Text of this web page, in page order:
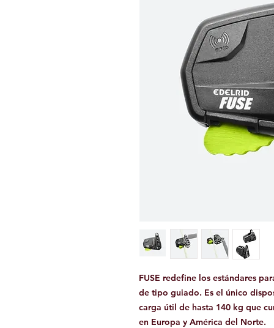
FUSE redefine los estándares
de tipo guiado. Es el único
carga útil de hasta 140 kg que
en Europa y América del Norte.